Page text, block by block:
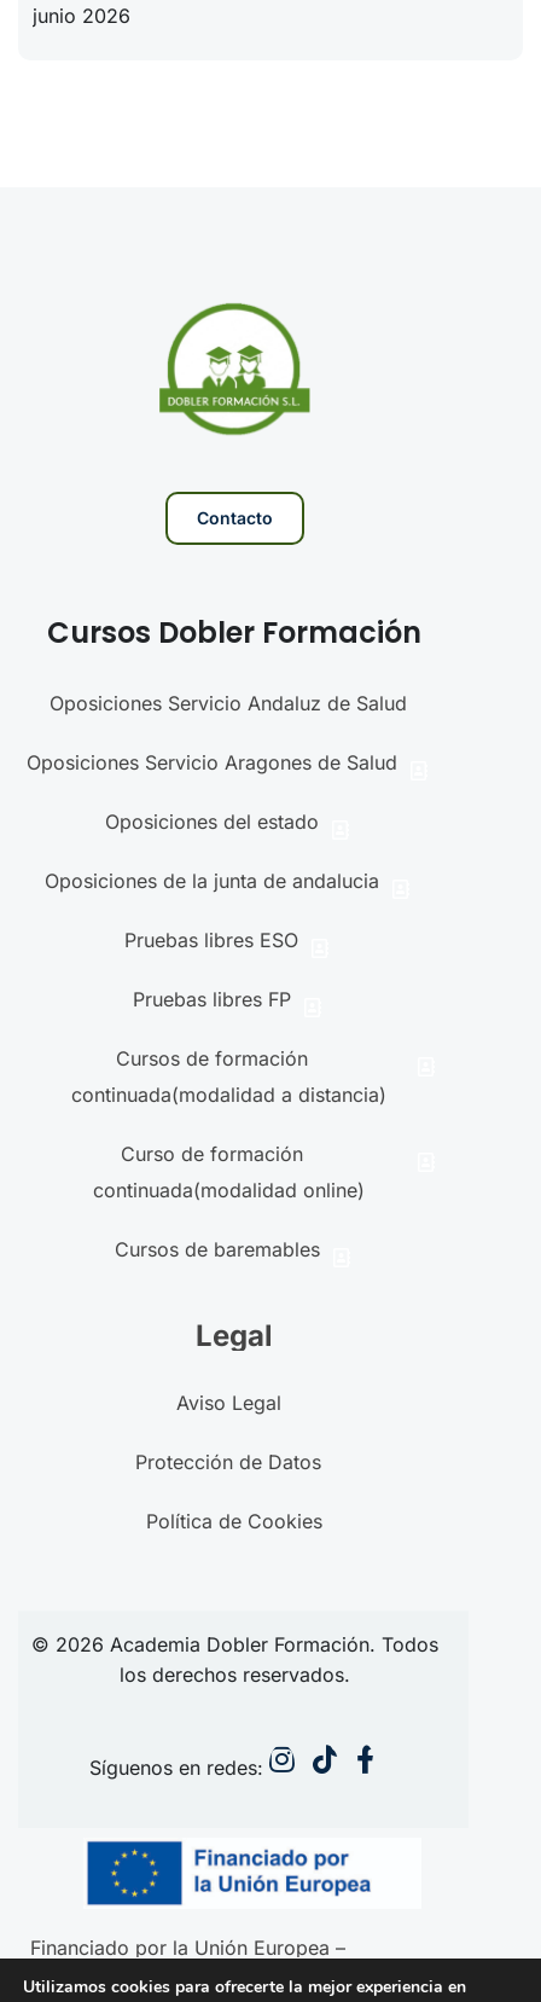
junio 2026
Contacto
Cursos Dobler Formación
Oposiciones Servicio Andaluz de Salud
Oposiciones Servicio Aragones de Salud
Oposiciones del estado
Oposiciones de la junta de andalucia
Pruebas libres ESO
Pruebas libres FP
Cursos de formación
continuada(modalidad a distancia)
Curso de formación
continuada(modalidad online)
Cursos de baremables
Legal
Aviso Legal
Protección de Datos
Política de Cookies
© 2026 Academia Dobler Formación. Todos
los derechos reservados.
Síguenos en redes:
Financiado por la Unión Europea –
NextGenerationEU
Utilizamos cookies para ofrecerte la mejor experiencia en